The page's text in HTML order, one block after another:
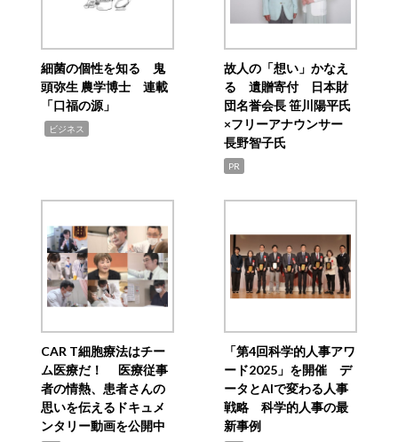
細菌の個性を知る 鬼
頭弥生 農学博士 連載
「口福の源」
ビジネス
故人の「想い」かなえ
る 遺贈寄付 日本財
団名誉会長 笹川陽平氏
×フリーアナウンサー
長野智子氏
PR
CAR T細胞療法はチー
ム医療だ！ 医療従事
者の情熱、患者さんの
思いを伝えるドキュメ
ンタリー動画を公開中
「第4回科学的人事アワ
ード2025」を開催 デ
ータとAIで変わる人事
戦略 科学的人事の最
新事例